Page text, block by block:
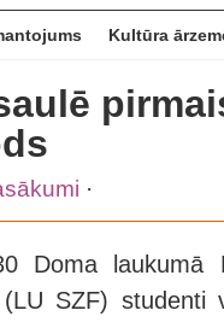
Kultūra
·
Doma laukumā
SZF) studenti